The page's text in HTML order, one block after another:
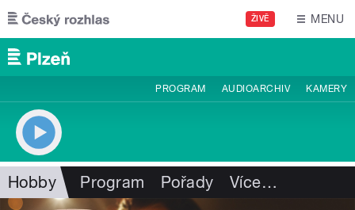
Přejít k hlavnímu obsahu
ŽIVĚ MENU
PROGRAM AUDIOARCHIV KAMERY
Hobby Program Pořady Více…